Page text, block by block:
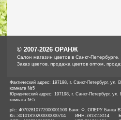
© 2007-2026 ОРАНЖ
Cалон магазин цветов в Санкт-Петербурге.
Заказ цветов, продажа цветов оптом,
Фактический адрес: 197198, г. Санкт-Петербург,
комната №5
Юридический адрес: 197198, г. Санкт-Петербург,
комната №5
р/с: 40702810772000001509 Банк: Ф. ОПЕРУ Банка
К/с:30101810200000000704 ИНН:7813118114